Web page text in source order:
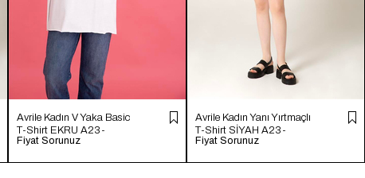
Avrile Kadın V Yaka Basic
T-Shirt EKRU A23-
10115
Fiyat Sorunuz
Avrile Kadın Yanı Yırtmaçlı
T-Shirt SİYAH A23-
10113
Fiyat Sorunuz